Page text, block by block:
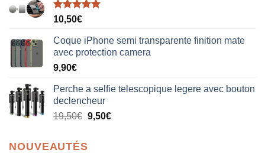
Note5.00
10,50€
Coque iPhone semi transparente finition mate
avec protection camera
9,90€
Perche a selfie telescopique legere avec bouton
declencheur
19,50€ 9,50€
NOUVEAUTÉS